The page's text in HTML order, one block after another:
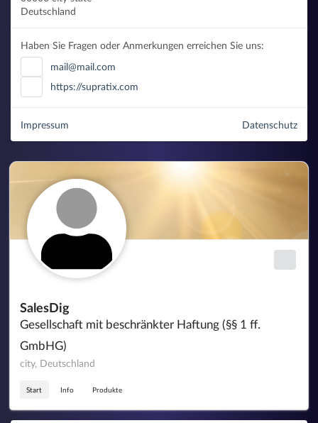
SalesDig
Gesellschaft mit beschränkter Haftung (§§ 1 ff.
GmbHG)
city, Deutschland
Start Info Produkte
Deutschland
Haben Sie Fragen oder Anmerkungen erreichen Sie uns:
mail@mail.com
https://supratix.com
Datenschutz
Impressum